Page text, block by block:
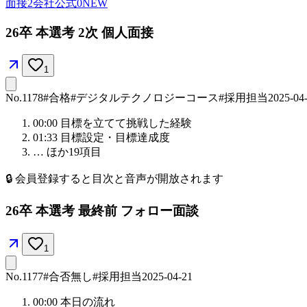
面接2会社公式0NEW
26卒 本選考 2次 個人面接
1
No.1178#合格#デジタルテクノロジーコース#採用担当2025-
00:00 目標を立てて挑戦した経験
01:33 目標設定・目標達成度
… ほか19項目
🔒 会員登録すると目次と音声が開放されます
26卒 本選考 最終前 フォロー面談
1
No.1177#合否無し#採用担当2025-04-21
00:00 本日の流れ